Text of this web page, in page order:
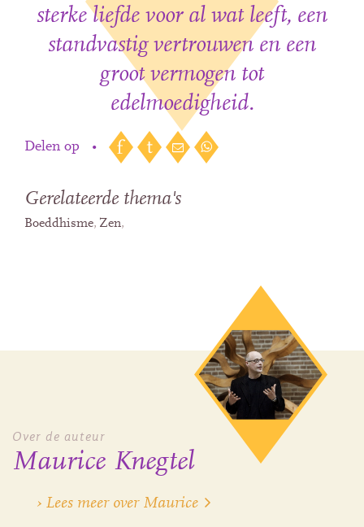
sterke liefde voor al wat leeft, een
standvastig vertrouwen en een
groot vermogen tot
edelmoedigheid.
Delen op •
Gerelateerde thema's
Boeddhisme Zen
Over de auteur
Maurice Knegtel
› Lees meer over Maurice